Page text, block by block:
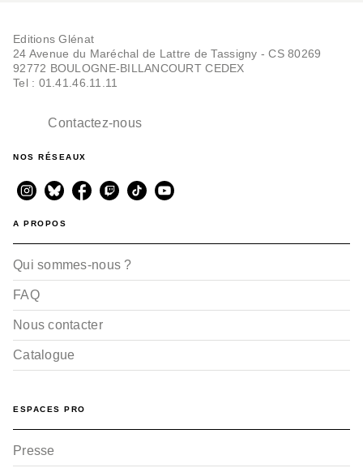
Editions Glénat
24 Avenue du Maréchal de Lattre de Tassigny - CS 80269
92772 BOULOGNE-BILLANCOURT CEDEX
Tel : 01.41.46.11.11
Contactez-nous
NOS RÉSEAUX
A PROPOS
Qui sommes-nous ?
FAQ
Nous contacter
Catalogue
ESPACES PRO
Presse